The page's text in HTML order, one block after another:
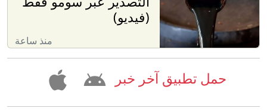
(فيديو)
منذ ساعة
حمل تطبيق آخر خبر